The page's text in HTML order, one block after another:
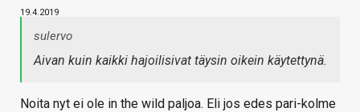
19.4.2019
sulervo
Aivan kuin kaikki hajoilisivat täysin oikein käytettynä.
Noita nyt ei ole in the wild paljoa. Eli jos edes pari-kolme